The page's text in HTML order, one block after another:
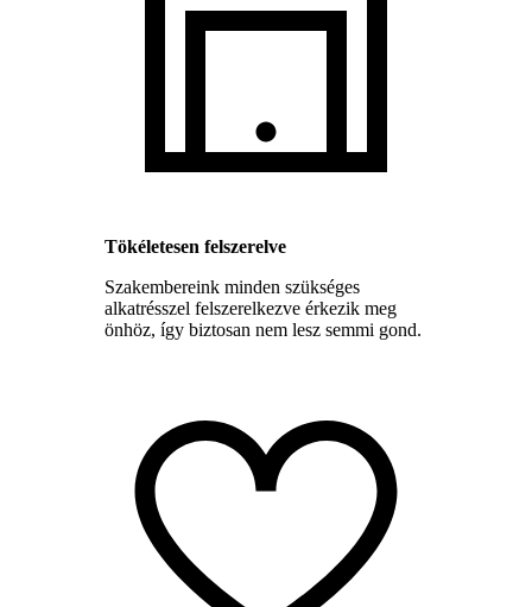
Tökéletesen felszerelve
Szakembereink minden szükséges
alkatrésszel felszerelkezve érkezik meg
önhöz, így biztosan nem lesz semmi gond.